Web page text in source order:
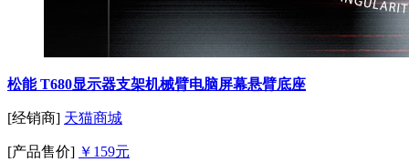
松能 T680显示器支架机械臂电脑屏幕悬臂底座
[经销商] 天猫商城
[产品售价] ￥159元